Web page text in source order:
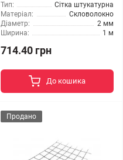
Тип:
Сітка штукатурна
Матеріал:
Скловолокно
Діаметр:
2 мм
Ширина:
1 м
714.40 грн
До кошика
Продано